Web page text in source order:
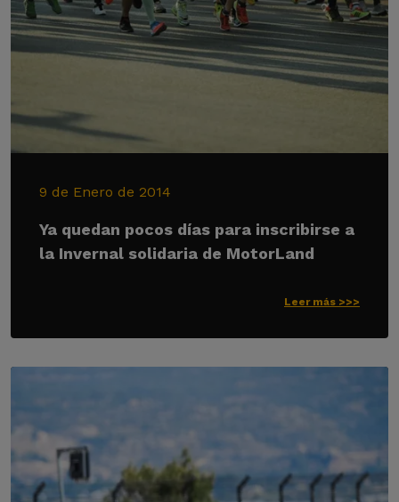
9 de Enero de 2014
Ya quedan pocos días para inscribirse a
la Invernal solidaria de MotorLand
Leer más >>>